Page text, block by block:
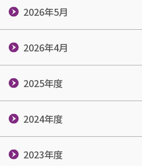
2026年5月
2026年4月
2025年度
2024年度
2023年度